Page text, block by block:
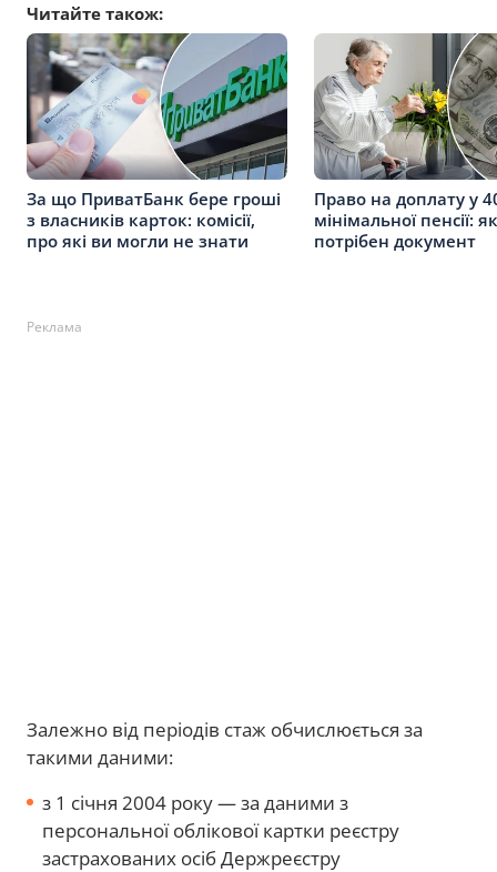
Читайте також:
За що ПриватБанк бере гроші
з власників карток: комісії,
про які ви могли не знати
Право на доплату у
мінімальної пенсії:
потрібен документ
Реклама
Залежно від періодів стаж обчислюється за
такими даними:
з 1 січня 2004 року — за даними з
персональної облікової картки реєстру
застрахованих осіб Держреєстру